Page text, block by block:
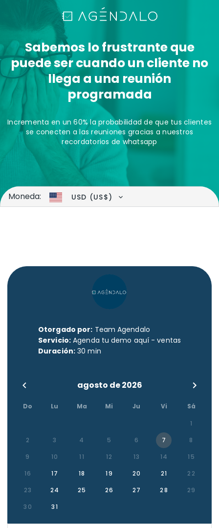
Sabemos lo frustrante que
puede ser cuando un cliente no
llega a una reunión
programada
Incrementa en un 60% la probabilidad de que tus clientes
se conecten a las reuniones gracias a nuestros
recordatorios de whatsapp